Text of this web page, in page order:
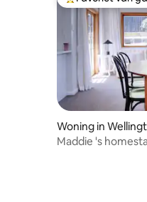
Topfavoriet van
Woning in
Maddie 's